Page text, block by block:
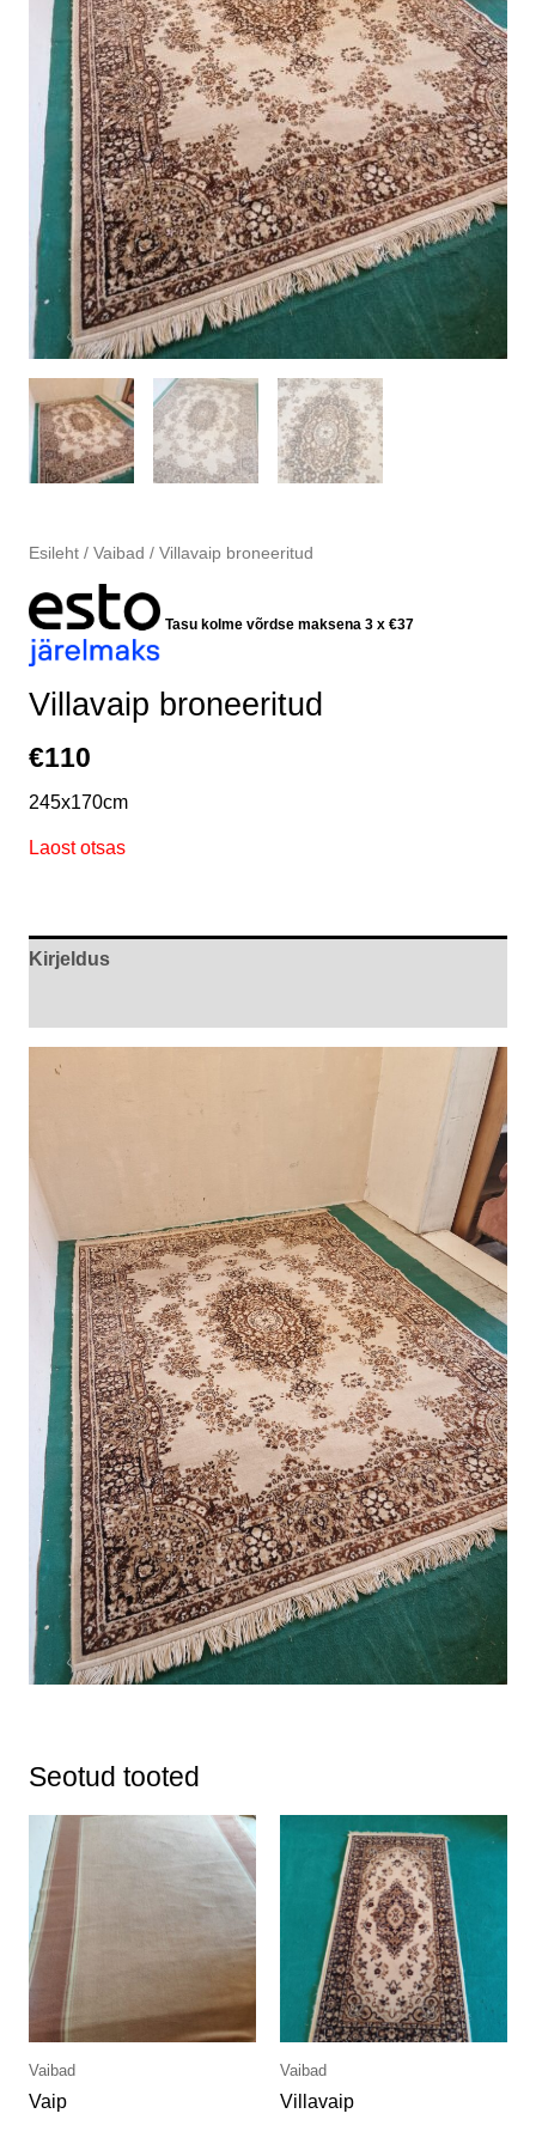
Esileht/ Vaibad / Villavaip broneeritud
Tasu kolme võrdse maksena 3 x €37
Villavaip broneeritud
€110
245x170cm
Laost otsas
Kirjeldus
Seotud tooted
Vaibad
Vaip
Vaibad
Villavaip